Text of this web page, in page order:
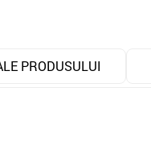
PRODUSULUI